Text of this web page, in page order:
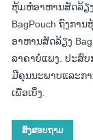
ຫຸ້ມຫໍ່ອາຫານສັດລ້ຽ
BagPouch ຖົງກາ
ອາຫານສັດລ້ຽງ
ລາຄາບໍ່ແພງ. ປະສົບ
ມີຄຸນນະພາບແລະກ
ເພື່ອເບິ່ງ.
ສົ່ງສອບຖາມ